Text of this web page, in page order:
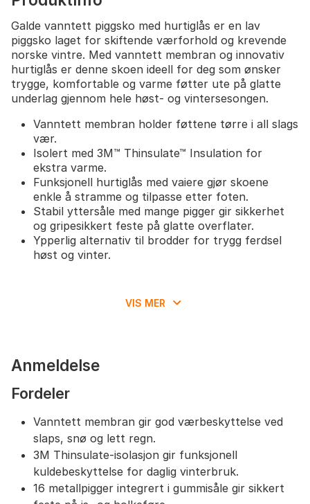
Galde vanntett piggsko med hurtiglås er en lav
piggsko laget for skiftende værforhold og krevende
norske vintre. Med vanntett membran og innovativ
hurtiglås er denne skoen ideell for deg som ønsker
trygge, komfortable og varme føtter ute på glatte
underlag gjennom hele høst- og vintersesongen.
Vanntett membran holder føttene tørre i all slags
vær.
Isolert med 3M™ Thinsulate™ Insulation for
ekstra varme.
Funksjonell hurtiglås med vaiere gjør skoene
enkle å stramme og tilpasse etter foten.
Stabil yttersåle med mange pigger gir sikkerhet
og gripesikkert feste på glatte overflater.
Ypperlig alternativ til brodder for trygg ferdsel
høst og vinter.
VIS MER
Anmeldelse
Fordeler
Vanntett membran gir god værbeskyttelse ved
slaps, snø og lett regn.
3M Thinsulate-isolasjon gir funksjonell
kuldebeskyttelse for daglig vinterbruk.
16 metallpigger integrert i gummisåle gir sikkert